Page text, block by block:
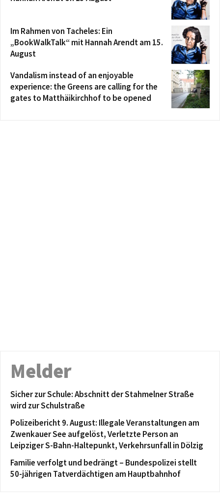
Im Rahmen von Tacheles: Ein
„BookWalkTalk“ mit Hannah Arendt am 15.
August
Vandalism instead of an enjoyable
experience: the Greens are calling for the
gates to Matthäikirchhof to be opened
Melder
Sicher zur Schule: Abschnitt der Stahmelner Straße
wird zur Schulstraße
Polizeibericht 9. August: Illegale Veranstaltungen am
Zwenkauer See aufgelöst, Verletzte Person an
Leipziger S-Bahn-Haltepunkt, Verkehrsunfall in Dölzig
Familie verfolgt und bedrängt – Bundespolizei stellt
50-jährigen Tatverdächtigen am Hauptbahnhof